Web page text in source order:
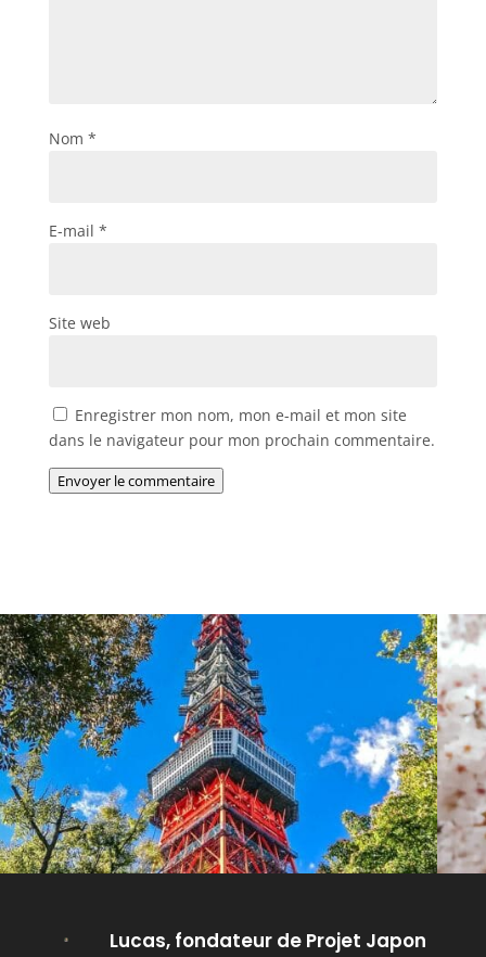
Nom *
E-mail *
Site web
Enregistrer mon nom, mon e-mail et mon site
dans le navigateur pour mon prochain commentaire.
Envoyer le commentaire
Lucas, fondateur de Projet Japon